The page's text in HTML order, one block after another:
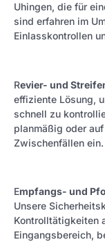
Uhingen, die für
sind erfahren im
Einlasskontrollen
Revier- und
effiziente Lösung,
schnell zu
planmäßig oder
Zwischenfällen ein.
Empfangs- und
Unsere
Kontrolltätigkeiten
Eingangsbereich,